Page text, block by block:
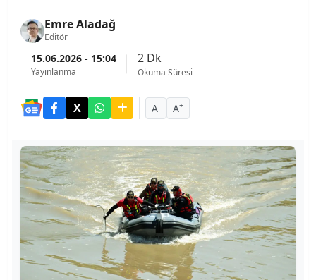
Emre Aladağ
Editör
15.06.2026 - 15:04
Yayınlanma
2 Dk
Okuma Süresi
A- A+